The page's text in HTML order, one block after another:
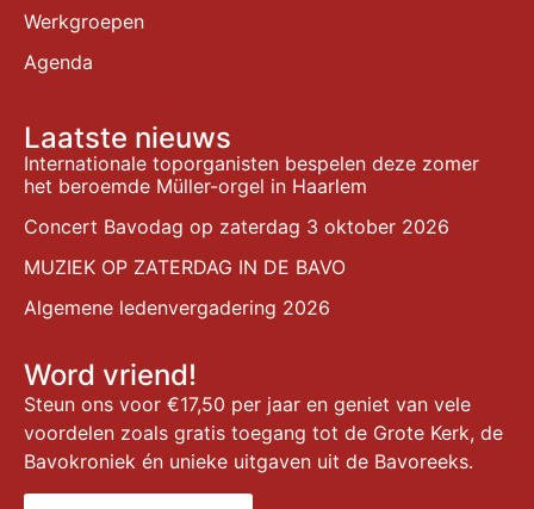
Werkgroepen
Agenda
Laatste nieuws
Internationale toporganisten bespelen deze zomer
het beroemde Müller-orgel in Haarlem
Concert Bavodag op zaterdag 3 oktober 2026
MUZIEK OP ZATERDAG IN DE BAVO
Algemene ledenvergadering 2026
Word vriend!
Steun ons voor €17,50 per jaar en geniet van vele
voordelen zoals gratis toegang tot de Grote Kerk, de
Bavokroniek én unieke uitgaven uit de Bavoreeks.